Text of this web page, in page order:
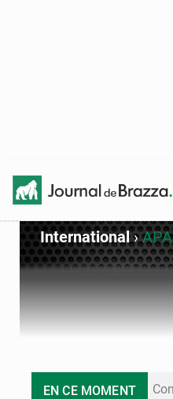
International›APA
EN CE MOMENT